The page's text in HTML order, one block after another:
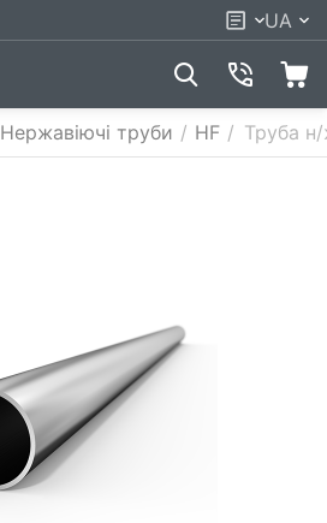
UA
Нержавіючі труби / HF / Труба